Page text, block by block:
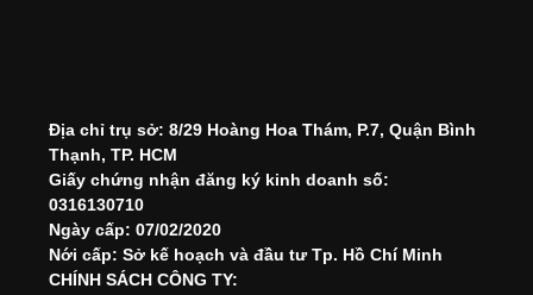
Địa chỉ trụ sở: 8/29 Hoàng Hoa Thám, P.7, Quận Bình
Thạnh, TP. HCM
Giấy chứng nhận đăng ký kinh doanh số:
0316130710
Ngày cấp: 07/02/2020
Nới cấp: Sở kế hoạch và đầu tư Tp. Hồ Chí Minh
CHÍNH SÁCH CÔNG TY: